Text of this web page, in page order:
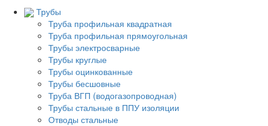
Трубы
Труба профильная квадратная
Труба профильная прямоугольная
Трубы электросварные
Трубы круглые
Трубы оцинкованные
Трубы бесшовные
Труба ВГП (водогазопроводная)
Трубы стальные в ППУ изоляции
Отводы стальные